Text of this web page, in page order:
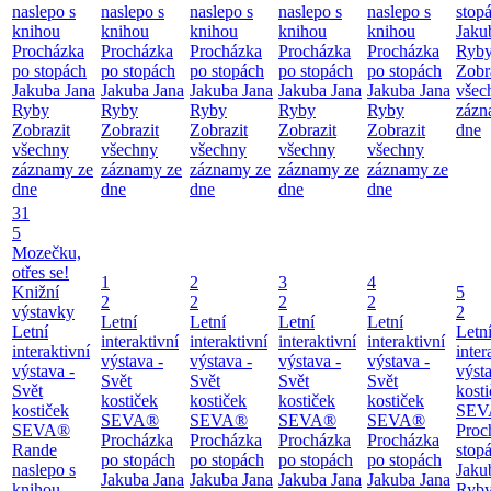
naslepo s
knihou
Procházka
po stopách
Jakuba Jana
Ryby
Zobrazit
všechny
záznamy ze
dne
naslepo s
knihou
Procházka
po stopách
Jakuba Jana
Ryby
Zobrazit
všechny
záznamy ze
dne
naslepo s
knihou
Procházka
po stopách
Jakuba Jana
Ryby
Zobrazit
všechny
záznamy ze
dne
naslepo s
knihou
Procházka
po stopách
Jakuba Jana
Ryby
Zobrazit
všechny
záznamy ze
dne
naslepo s
knihou
Procházka
po stopách
Jakuba Jana
Ryby
Zobrazit
všechny
záznamy ze
dne
dne
31
5
Mozečku,
otřes se!
Knižní
výstavky
Letní
interaktivní
výstava -
Svět
kostiček
SEVA®
Rande
naslepo s
1
2
Letní
interaktivní
výstava -
Svět
kostiček
SEVA®
Procházka
po stopách
Jakuba Jana
2
2
Letní
interaktivní
výstava -
Svět
kostiček
SEVA®
Procházka
po stopách
Jakuba Jana
3
2
Letní
interaktivní
výstava -
Svět
kostiček
SEVA®
Procházka
po stopách
Jakuba Jana
4
2
Letní
interaktivní
výstava -
Svět
kostiček
SEVA®
Procházka
po stopách
Jakuba Jana
5
2
Letní